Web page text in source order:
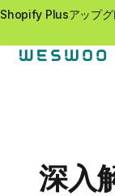
Shopify Plusアップグ
深入